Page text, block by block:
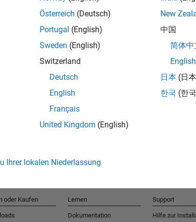
Talent
Erhalten Sie
und
Österreich (Deutsch)
Portugal (English)
Sweden (English)
Switzerland
Deutsch
English
Français
United Kingdom (English)
New
中国
简体中
English
日本 (日
한국 (한
Ihrer lokalen Niederlassung
oder Kaufen Lernen
Dokumentation
Support
Hilfe zur